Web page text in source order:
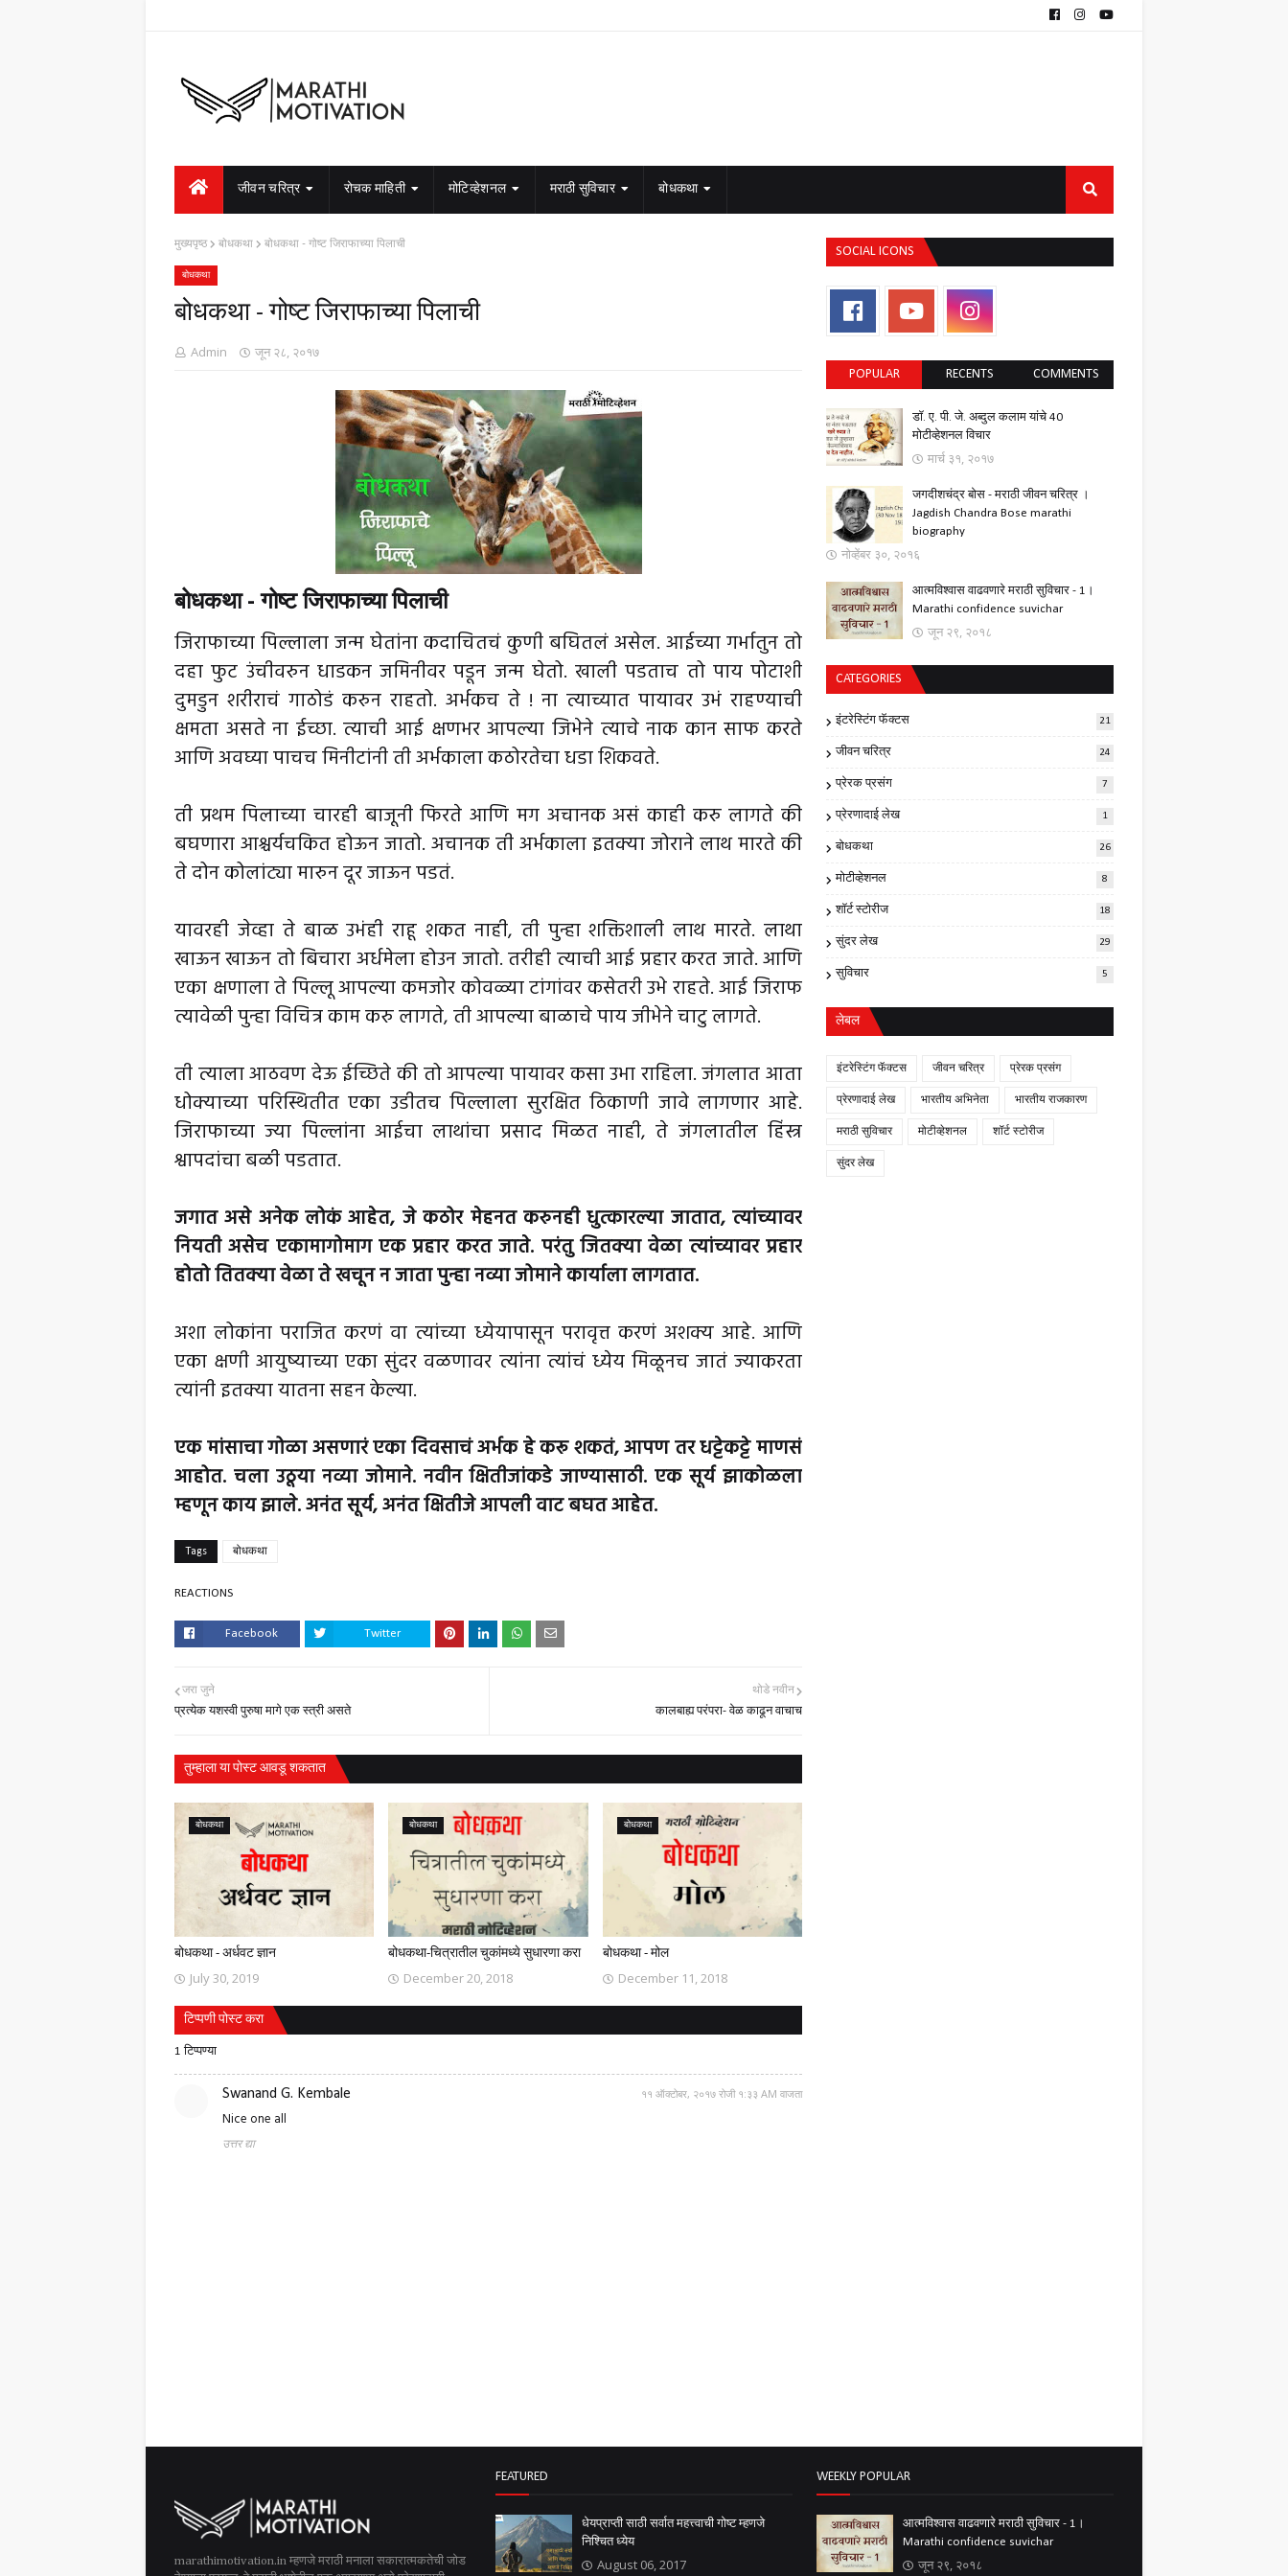
जीवन चरित्र रोचक माहिती मोटिव्हेशनल मराठी सुविचार बोधकथा
मुख्यपृष्ठ बोधकथा बोधकथा - गोष्ट जिराफाच्या पिलाची
बोधकथा
बोधकथा - गोष्ट जिराफाच्या पिलाची
Admin जून २८, २०१७
बोधकथा - गोष्ट जिराफाच्या पिलाची
जिराफाच्या पिल्लाला जन्म घेतांना कदाचितचं कुणी बघितलं असेल. आईच्या गर्भातुन तो
दहा फुट उंचीवरुन धाडकन जमिनीवर पडून जन्म घेतो. खाली पडताच तो पाय पोटाशी
दुमडुन शरीराचं गाठोडं करुन राहतो. अर्भकच ते ! ना त्याच्यात पायावर उभं राहण्याची
क्षमता असते ना ईच्छा. त्याची आई क्षणभर आपल्या जिभेने त्याचे नाक कान साफ करते
आणि अवघ्या पाचच मिनीटांनी ती अर्भकाला कठोरतेचा धडा शिकवते.
ती प्रथम पिलाच्या चारही बाजूनी फिरते आणि मग अचानक असं काही करु लागते की
बघणारा आश्चर्यचकित होऊन जातो. अचानक ती अर्भकाला इतक्या जोराने लाथ मारते की
ते दोन कोलांट्या मारुन दूर जाऊन पडतं.
यावरही जेव्हा ते बाळ उभंही राहू शकत नाही, ती पुन्हा शक्तिशाली लाथ मारते. लाथा
खाऊन खाऊन तो बिचारा अर्धमेला होउन जातो. तरीही त्याची आई प्रहार करत जाते. आणि
एका क्षणाला ते पिल्लू आपल्या कमजोर कोवळ्या टांगांवर कसेतरी उभे राहते. आई जिराफ
त्यावेळी पुन्हा विचित्र काम करु लागते, ती आपल्या बाळाचे पाय जीभेने चाटु लागते.
ती त्याला आठवण देऊ ईच्छिते की तो आपल्या पायावर कसा उभा राहिला. जंगलात आता
धोक्याच्या परिस्थितीत एका उडीतच पिल्लाला सुरक्षित ठिकाणी जावे लागणार आहे.
जिराफाच्या ज्या पिल्लांना आईचा लाथांचा प्रसाद मिळत नाही, ते जंगलातील हिंस्त्र
श्वापदांचा बळी पडतात.
जगात असे अनेक लोकं आहेत, जे कठोर मेहनत करुनही धुत्कारल्या जातात, त्यांच्यावर
नियती असेच एकामागोमाग एक प्रहार करत जाते. परंतु जितक्या वेळा त्यांच्यावर प्रहार
होतो तितक्या वेळा ते खचून न जाता पुन्हा नव्या जोमाने कार्याला लागतात.
अशा लोकांना पराजित करणं वा त्यांच्या ध्येयापासून परावृत्त करणं अशक्य आहे. आणि
एका क्षणी आयुष्याच्या एका सुंदर वळणावर त्यांना त्यांचं ध्येय मिळूनच जातं ज्याकरता
त्यांनी इतक्या यातना सहन केल्या.
एक मांसाचा गोळा असणारं एका दिवसाचं अर्भक हे करू शकतं, आपण तर धट्टेकट्टे माणसं
आहोत. चला उठूया नव्या जोमाने. नवीन क्षितीजांकडे जाण्यासाठी. एक सूर्य झाकोळला
म्हणून काय झाले. अनंत सूर्य, अनंत क्षितीजे आपली वाट बघत आहेत.
Tags बोधकथा
REACTIONS
Facebook Twitter
थोडे नवीन
कालबाह्य परंपरा- वेळ काढून वाचाच
जरा जुने
प्रत्येक यशस्वी पुरुषा मागे एक स्त्री असते
तुम्‍हाला या पोस्‍ट आवडू शकतात
बोधकथा
बोधकथा - अर्धवट ज्ञान
July 30, 2019
बोधकथा
बोधकथा-चित्रातील चुकांमध्ये सुधारणा करा
December 20, 2018
बोधकथा
बोधकथा - मोल
December 11, 2018
टिप्पणी पोस्ट करा
1 टिप्पण्या
Swanand G. Kembale ११ ऑक्टोबर, २०१७ रोजी १:३३ AM वाजता
Nice one all
उत्तर द्या
SOCIAL ICONS
POPULAR RECENTS COMMENTS
डॉ. ए. पी. जे. अब्दुल कलाम यांचे 40
मोटीव्हेशनल विचार
मार्च ३१, २०१७
जगदीशचंद्र बोस - मराठी जीवन चरित्र ।
Jagdish Chandra Bose marathi
biography
नोव्हेंबर ३०, २०१६
आत्मविश्वास वाढवणारे मराठी सुविचार - 1।
Marathi confidence suvichar
जून २९, २०१८
CATEGORIES
इंटरेस्टिंग फॅक्टस 21
जीवन चरित्र 24
प्रेरक प्रसंग 7
प्रेरणादाई लेख 1
बोधकथा 26
मोटीव्हेशनल 8
शॉर्ट स्टोरीज 18
सुंदर लेख 29
सुविचार 5
लेबल
इंटरेस्टिंग फॅक्टस जीवन चरित्र प्रेरक प्रसंग
प्रेरणादाई लेख भारतीय अभिनेता भारतीय राजकारण
मराठी सुविचार मोटीव्हेशनल शॉर्ट स्टोरीज
सुंदर लेख
marathimotivation.in म्हणजे मराठी मनाला सकारात्मकतेची जोड
FEATURED
धेयप्राप्ती साठी सर्वात महत्त्वाची गोष्ट म्हणजे
निश्चित ध्येय
August 06, 2017
WEEKLY POPULAR
आत्मविश्वास वाढवणारे मराठी सुविचार - 1।
Marathi confidence suvichar
जून २९, २०१८